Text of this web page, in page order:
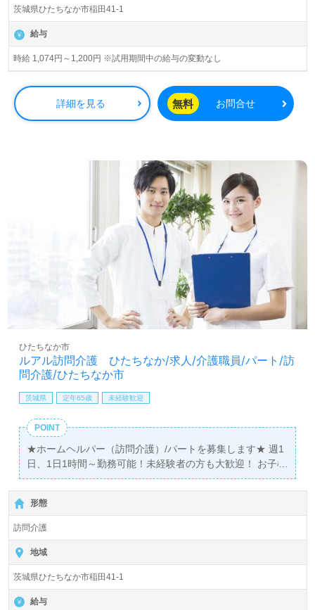
茨城県ひたちなか市稲田41-1
給与
時給 1,074円～1,200円 ※試用期間中の給与の変動なし
詳細を見る 無料 お問合せ
ルアル訪問介護 ひたちなか/求人/介護職員/パート/訪
問介護/ひたちなか市
ひたちなか市
茨城県 定年65歳 未経験歓迎
POINT
★ホームヘルパー（訪問介護）/パートを募集します★ 週1
日、1日1時間～勤務可能！未経験者の方も大歓迎！ お子様
を職場に連れてきて仕事をすることも可能です♪
形態
訪問介護
地域
茨城県ひたちなか市稲田41-1
給与